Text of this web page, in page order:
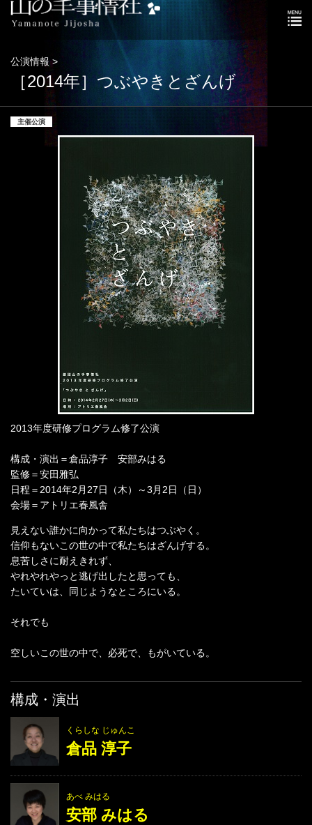
公演情報 >
［2014年］つぶやきとざんげ
主催公演
2013年度研修プログラム修了公演
構成・演出＝倉品淳子 安部みはる
監修＝安田雅弘
日程＝2014年2月27日（木）～3月2日（日）
会場＝アトリエ春風舎
見えない誰かに向かって私たちはつぶやく。
信仰もないこの世の中で私たちはざんげする。
息苦しさに耐えきれず、
やれやれやっと逃げ出したと思っても、
たいていは、同じようなところにいる。
それでも
空しいこの世の中で、必死で、もがいている。
構成・演出
くらしな じゅんこ
倉品 淳子
あべ みはる
安部 みはる